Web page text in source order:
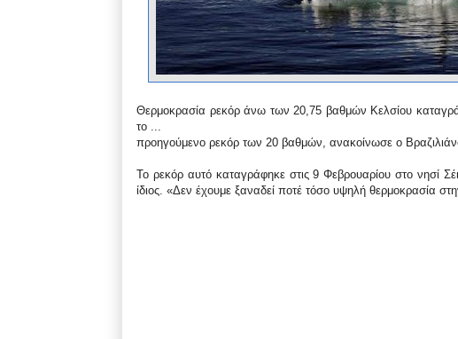
Θερμοκρασία ρεκόρ άνω των 20,75 βαθμών Κελσίου
το ...
προηγούμενο ρεκόρ των 20 βαθμών, ανακοίνωσε ο
Το ρεκόρ αυτό καταγράφηκε στις 9 Φεβρουαρίου στο νησί
ίδιος. «Δεν έχουμε ξαναδεί ποτέ τόσο υψηλή θερμοκρασία